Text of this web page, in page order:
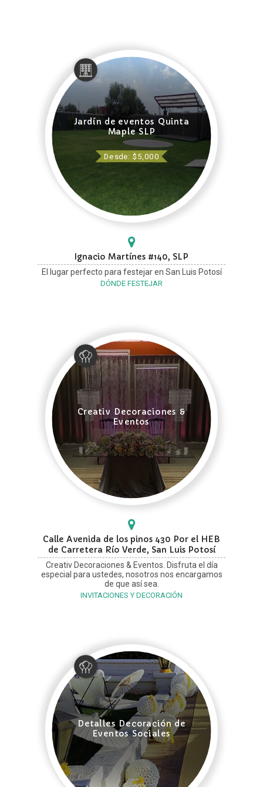
Jardín de eventos Quinta
Maple SLP
Desde: $5,000
Ignacio Martínes #140, SLP
El lugar perfecto para festejar en San Luis Potosí
DÓNDE FESTEJAR
Creativ Decoraciones &
Eventos
Calle Avenida de los pinos 430 Por el HEB
de Carretera Río Verde, San Luis Potosí
Creativ Decoraciones & Eventos. Disfruta el día
especial para ustedes, nosotros nos encargamos
de que así sea.
INVITACIONES Y DECORACIÓN
Detalles Decoración de
Eventos Sociales